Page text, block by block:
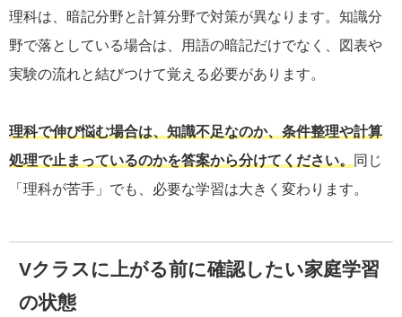
理科は、暗記分野と計算分野で対策が異なります。知識分
野で落としている場合は、用語の暗記だけでなく、図表や
実験の流れと結びつけて覚える必要があります。
理科で伸び悩む場合は、知識不足なのか、条件整理や計算
処理で止まっているのかを答案から分けてください。
同じ
「理科が苦手」でも、必要な学習は大きく変わります。
Vクラスに上がる前に確認したい家庭学習
の状態